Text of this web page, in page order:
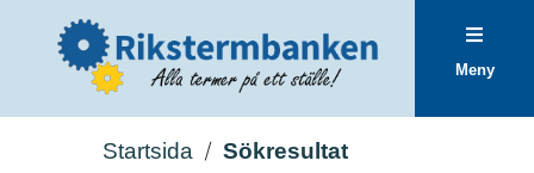
Meny
Startsida Sökresultat